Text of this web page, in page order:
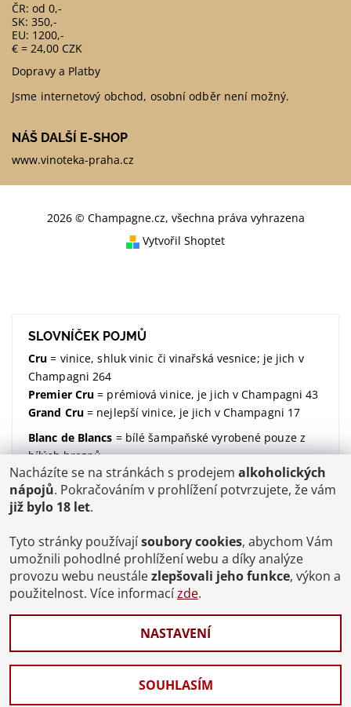
ČR: od 0,-
SK: 350,-
EU: 1200,-
€ = 24,00 CZK
Dopravy a Platby
Jsme internetový obchod, osobní odběr není možný.
NÁŠ DALŠÍ E-SHOP
www.vinoteka-praha.cz
2026 © Champagne.cz, všechna práva vyhrazena
Vytvořil Shoptet
SLOVNÍČEK POJMŮ
Cru = vinice, shluk vinic či vinařská vesnice; je jich v
Champagni 264
Premier Cru = prémiová vinice, je jich v Champagni 43
Grand Cru= nejlepší vinice, je jich v Champagni 17
Blanc de Blancs = bílé šampaňské vyrobené pouze z
bílých hroznů
Blanc de Noirs= bílé šampaňské vyrobené pouze z
modrých hroznů
dosáž / dosage / dávkování
cukru (udávané v gramech na litr)
Brut= suchý; značí kolik dodaného cukru v sobě
šampaňské má; více zde
degorgement / disgorgement / degorzáž / odstřelení
/ odkalení= proces, kdy se šampaňské zbaví kvasinek
a ukončí se tak jeho druhé zrání
Nacházíte se na stránkách s prodejem alkoholických
nápojů. Pokračováním v prohlížení potvrzujete, že vám
již bylo 18 let.
Tyto stránky používajísoubory cookies, abychom Vám
umožnili pohodlné prohlížení webu a díky analýze
provozu webu neustálezlepšovali jeho funkce, výkon a
použitelnost. Více informacízde.
NASTAVENÍ
SOUHLASÍM